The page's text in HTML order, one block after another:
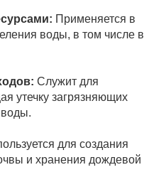
Применяется в
воды, в том числе в
Служит для
утечку загрязняющих
для создания
и хранения дождевой